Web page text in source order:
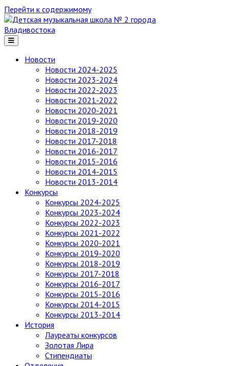
Перейти к содержимому
Детская
музыкальная
школа
города
Владивостока
Новости
Новости 2024-2025
Новости 2023-2024
Новости 2022-2023
Новости 2021-2022
Новости 2020-2021
Новости 2019-2020
Новости 2018-2019
Новости 2017-2018
Новости 2016-2017
Новости 2015-2016
Новости 2014-2015
Новости 2013-2014
Конкурсы
Конкурсы 2024-2025
Конкурсы 2023-2024
Конкурсы 2022-2023
Конкурсы 2021-2022
Конкурсы 2020-2021
Конкурсы 2019-2020
Конкурсы 2018-2019
Конкурсы 2017-2018
Конкурсы 2016-2017
Конкурсы 2015-2016
Конкурсы 2014-2015
Конкурсы 2013-2014
История
Лауреаты конкурсов
Золотая Лира
Стипендиаты